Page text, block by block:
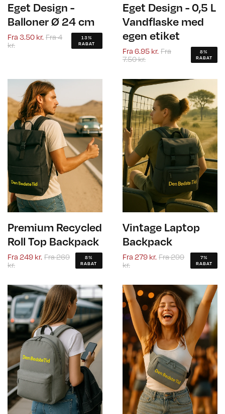
Eget Design -
Balloner Ø 24 cm
Fra 3.50 kr. Fra4
kr.
13%
RABAT
Eget Design - 0,5 L
Vandflaske med
egen etiket
Fra 6.95 kr. Fra
7.50 kr.
8%
RABAT
Premium Recycled
Roll Top Backpack
Fra 249 kr. Fra269
kr.
8%
RABAT
Vintage Laptop
Backpack
Fra 279 kr. Fra299
kr.
7%
RABAT